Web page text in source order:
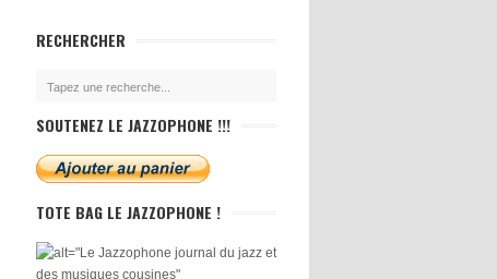
RECHERCHER
SOUTENEZ LE JAZZOPHONE !!!
TOTE BAG LE JAZZOPHONE !